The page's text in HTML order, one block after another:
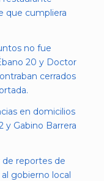
que cumpliera
no fue
20 y Doctor
cerrados
en domicilios
y Gabino Barrera
de reportes de
gobierno local